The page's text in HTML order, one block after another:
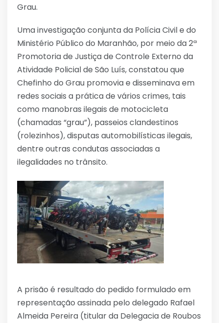
Grau.
Uma investigação conjunta da Polícia Civil e do
Ministério Público do Maranhão, por meio da 2ª
Promotoria de Justiça de Controle Externo da
Atividade Policial de São Luís, constatou que
Chefinho do Grau promovia e disseminava em
redes sociais a prática de vários crimes, tais
como manobras ilegais de motocicleta
(chamadas “grau”), passeios clandestinos
(rolezinhos), disputas automobilísticas ilegais,
dentre outras condutas associadas a
ilegalidades no trânsito.
A prisão é resultado do pedido formulado em
representação assinada pelo delegado Rafael
Almeida Pereira (titular da Delegacia de Roubos